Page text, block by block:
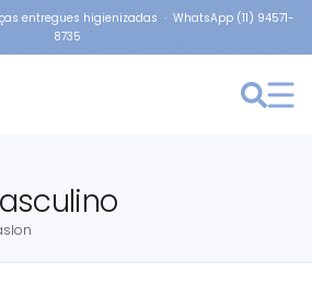
entregues higienizadas · WhatsApp (11) 94571-
8735